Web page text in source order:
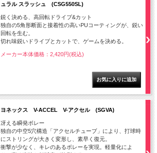
ュラル スラッシュ (CSG550SL)
鋭く決める、高回転ドライブ&カット
独自の5角形断面と接着性の高いPUコーティングが、鋭い
回転を生む。
切れ味鋭いドライブとカットで、ゲームを決める。
メーカー本体価格：2,420円(税込)
ヨネックス V-ACCEL V-アクセル (SGVA)
冴える瞬発ボレー
独自の中空5穴構造「アクセルチューブ」により、打球時
にストリングが大きく変形し、素早く復元。
衝撃が少なく、キレのあるボレーを実現。軽量化によ